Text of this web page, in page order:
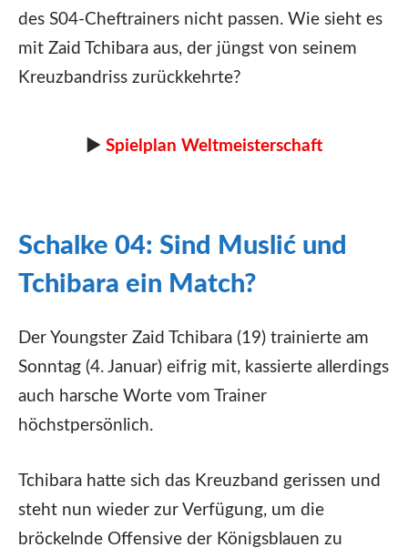
des S04-Cheftrainers nicht passen. Wie sieht es
mit Zaid Tchibara aus, der jüngst von seinem
Kreuzbandriss zurückkehrte?
► Spielplan Weltmeisterschaft
Schalke 04: Sind Muslić und
Tchibara ein Match?
Der Youngster Zaid Tchibara (19) trainierte am
Sonntag (4. Januar) eifrig mit, kassierte allerdings
auch harsche Worte vom Trainer
höchstpersönlich.
Tchibara hatte sich das Kreuzband gerissen und
steht nun wieder zur Verfügung, um die
bröckelnde Offensive der Königsblauen zu